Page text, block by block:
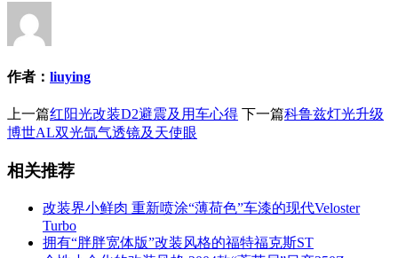
作者： liuying
上一篇红阳光改装D2避震及用车心得 下一篇科鲁兹灯光升级
博世AL双光氙气透镜及天使眼
相关推荐
改装界小鲜肉 重新喷涂“薄荷色”车漆的现代Veloster
Turbo
拥有“胖胖宽体版”改装风格的福特福克斯ST